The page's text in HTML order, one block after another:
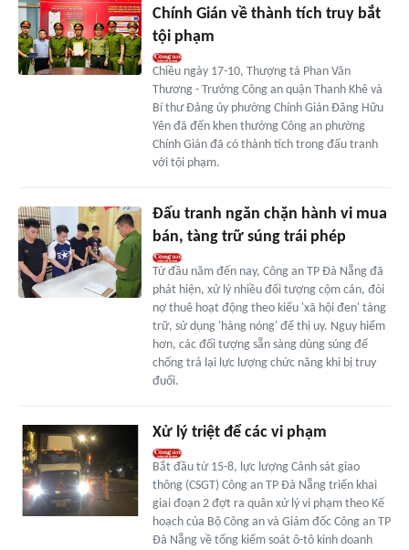
Chính Gián về thành tích truy bắt
tội phạm
Chiều ngày 17-10, Thượng tá Phan Văn
Thương - Trưởng Công an quận Thanh Khê và
Bí thư Đảng ủy phường Chính Gián Đăng Hữu
Yên đã đến khen thưởng Công an phường
Chính Gián đã có thành tích trong đấu tranh
với tội phạm.
Đấu tranh ngăn chặn hành vi mua
bán, tàng trữ súng trái phép
Từ đầu năm đến nay, Công an TP Đà Nẵng đã
phát hiện, xử lý nhiều đối tượng cộm cán, đòi
nợ thuê hoạt động theo kiểu 'xã hội đen' tàng
trữ, sử dụng 'hàng nóng' để thị uy. Nguy hiểm
hơn, các đối tượng sẵn sàng dùng súng để
chống trả lại lực lượng chức năng khi bị truy
đuổi.
Xử lý triệt để các vi phạm
Bắt đầu từ 15-8, lực lượng Cảnh sát giao
thông (CSGT) Công an TP Đà Nẵng triển khai
giai đoạn 2 đợt ra quân xử lý vi phạm theo Kế
hoạch của Bộ Công an và Giám đốc Công an TP
Đà Nẵng về tổng kiểm soát ô-tô kinh doanh